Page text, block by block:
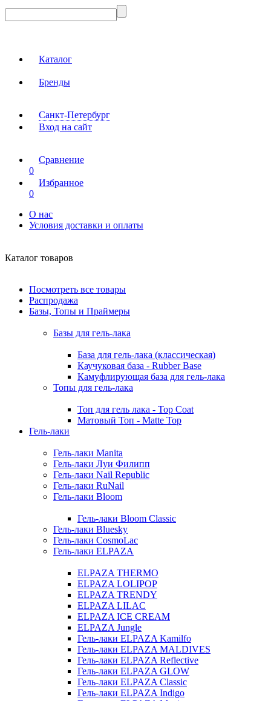
Каталог
Бренды
Санкт-Петербург
Вход на сайт
Сравнение
0
Избранное
0
О нас
Условия доставки и оплаты
Каталог товаров
Посмотреть все товары
Распродажа
Базы, Топы и Праймеры
Базы для гель-лака
База для гель-лака (классическая)
Каучуковая база - Rubber Base
Камуфлирующая база для гель-лака
Топы для гель-лака
Топ для гель лака - Top Coat
Матовый Топ - Matte Top
Гель-лаки
Гель-лаки Manita
Гель-лаки Луи Филипп
Гель-лаки Nail Republic
Гель-лаки RuNail
Гель-лаки Bloom
Гель-лаки Bloom Classic
Гель-лаки Bluesky
Гель-лаки CosmoLac
Гель-лаки ELPAZA
ELPAZA THERMO
ELPAZA LOLIPOP
ELPAZA TRENDY
ELPAZA LILAC
ELPAZA IСE CREAM
ELPAZA Jungle
Гель-лаки ELPAZA Kamilfo
Гель-лаки ELPAZA MALDIVES
Гель-лаки ELPAZA Reflective
Гель-лаки ELPAZA GLOW
Гель-лаки ELPAZA Classic
Гель-лаки ELPAZA Indigo